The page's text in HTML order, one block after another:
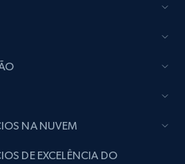
pn, Sku, Other pn,
pn, Product name, and
NA NUVEM
DE EXCELÊNCIA DO